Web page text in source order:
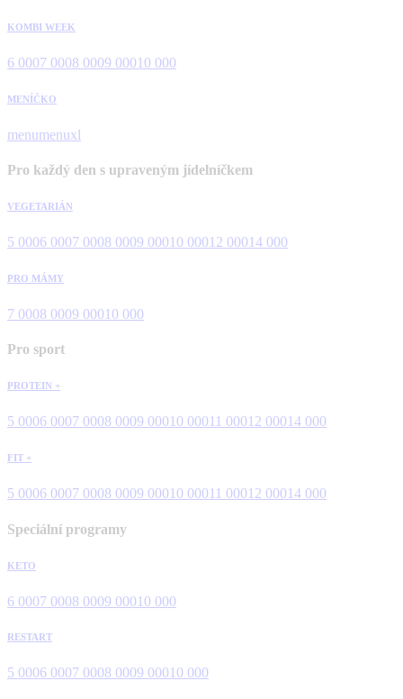
KOMBI WEEK
6 0007 0008 0009 00010 000
MENÍČKO
menumenuxl
Pro každý den s upraveným jídelníčkem
VEGETARIÁN
5 0006 0007 0008 0009 00010 00012 00014 000
PRO MÁMY
7 0008 0009 00010 000
Pro sport
PROTEIN +
5 0006 0007 0008 0009 00010 00011 00012 00014 000
FIT +
5 0006 0007 0008 0009 00010 00011 00012 00014 000
Speciální programy
KETO
6 0007 0008 0009 00010 000
RESTART
5 0006 0007 0008 0009 00010 000